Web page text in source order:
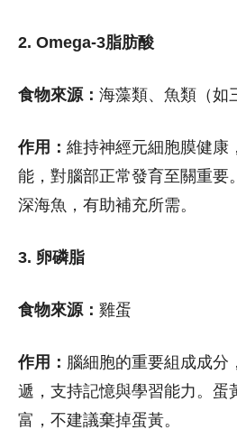
2. Omega-3脂肪酸
食物來源： 海藻類、魚類（如
作用： 維持神經元細胞膜健康
能，對腦部正常發育至關重要
深海魚，有助補充所需。
3. 卵磷脂
食物來源： 雞蛋
作用： 腦細胞的重要組成成分
遞，支持記憶與學習能力。蛋
富，不建議棄掉蛋黃。